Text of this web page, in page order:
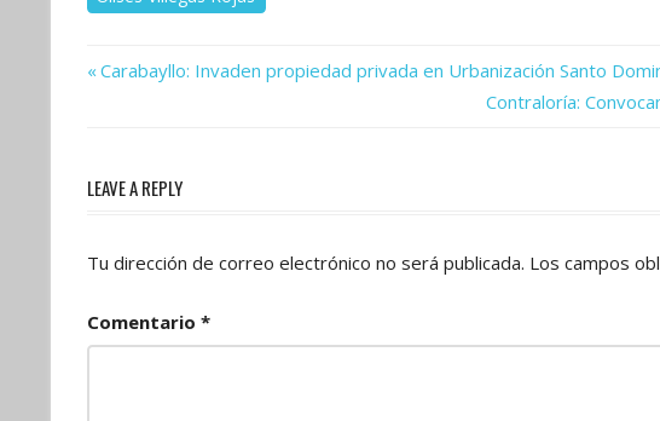
Navegación
entradas
Previous
Carabayllo: Invaden propiedad privada en Urbanización Santo
Next
Contraloría:
LEAVE A REPLY
Tu dirección de correo electrónico no será publicada. Los campos
Comentario *